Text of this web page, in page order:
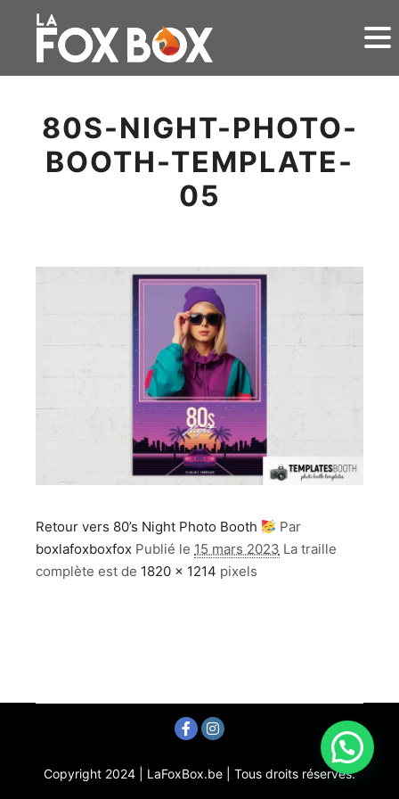
80S-NIGHT-PHOTO-
BOOTH-TEMPLATE-
05
Retour vers 80’s Night Photo Booth
Par
boxlafoxboxfox Publié le 15 mars 2023 La traille
complète est de 1820 × 1214 pixels
Copyright 2024 | LaFoxBox.be | Tous droits réservés.